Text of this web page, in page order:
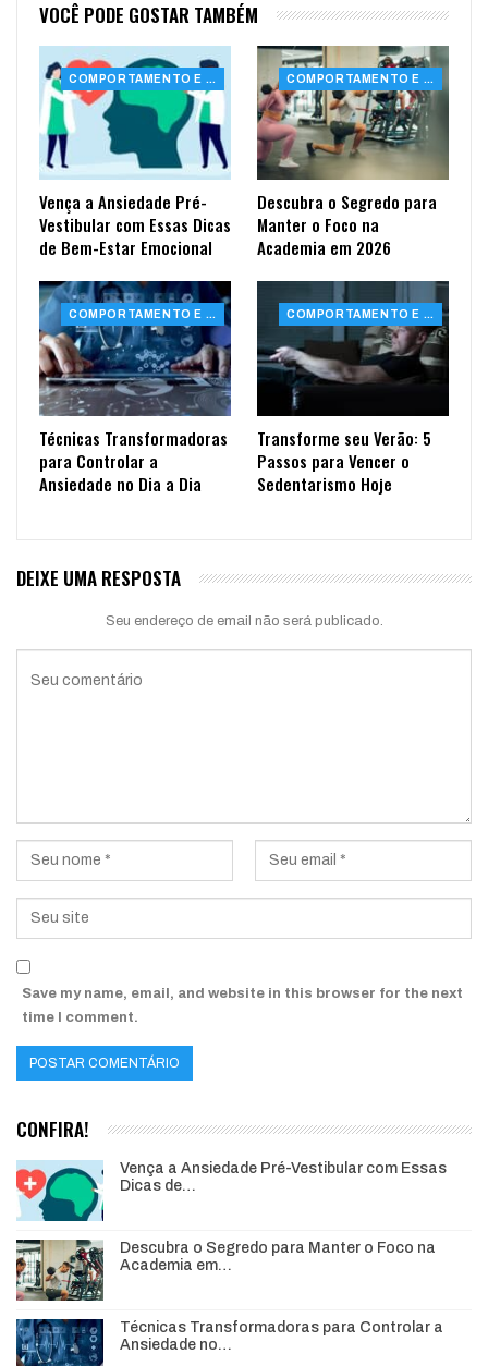
VOCÊ PODE GOSTAR TAMBÉM
COMPORTAMENTO E SAÚDE
Vença a Ansiedade Pré-
Vestibular com Essas Dicas
de Bem-Estar Emocional
COMPORTAMENTO E SAÚDE
Descubra o Segredo para
Manter o Foco na
Academia em 2026
COMPORTAMENTO E SAÚDE
Técnicas Transformadoras
para Controlar a
Ansiedade no Dia a Dia
COMPORTAMENTO E SAÚDE
Transforme seu Verão: 5
Passos para Vencer o
Sedentarismo Hoje
DEIXE UMA RESPOSTA
Seu endereço de email não será publicado.
Save my name, email, and website in this browser for the next
time I comment.
CONFIRA!
Vença a Ansiedade Pré-Vestibular com Essas
Dicas de…
Descubra o Segredo para Manter o Foco na
Academia em…
Técnicas Transformadoras para Controlar a
Ansiedade no…